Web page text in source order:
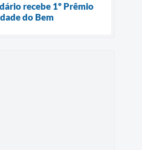
recebe 1º Prêmio
do Bem